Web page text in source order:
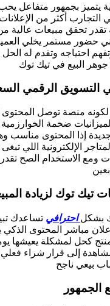
يتميز بجمهور متفاعل
أكثر من الإعلانات
تحقق مبيعات عالية
حضور مستمر يخلي
وتفهم احتياجه وتقدم له
البيع في تيك توك
التسويق الرقمي
لكونه منصة توصل المحتوى
لميزانيات ضخمة
إذا المحتوى مناسب
الإلكترونية اللي
ومع الاستخدام الصح
تيك توك لزيادة
بشكلاحترافي تساعدك
مباشر المحتوى الذكي
كحل لمشكلة يعيشها
إلى قرار شراء
بيعي ناجح
الجمهور